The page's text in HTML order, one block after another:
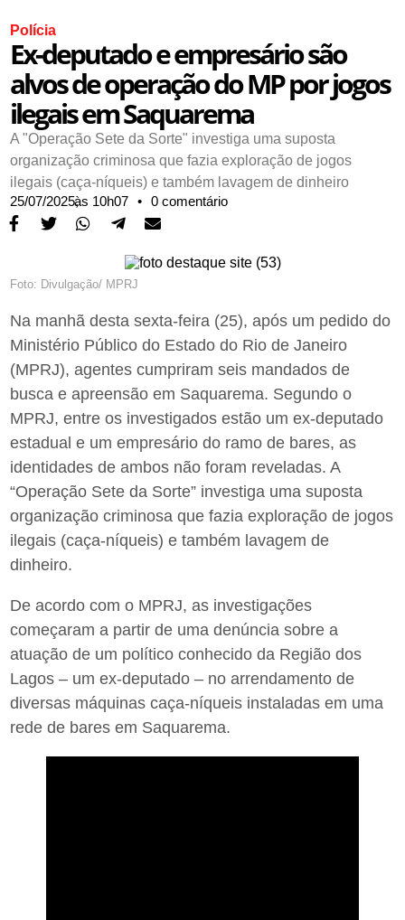
Polícia
Ex-deputado e empresário são
alvos de operação do MP por jogos
ilegais em Saquarema
A "Operação Sete da Sorte" investiga uma suposta
organização criminosa que fazia exploração de jogos
ilegais (caça-níqueis) e também lavagem de dinheiro
25/07/2025,às 10h07 • 0 comentário
Foto: Divulgação/ MPRJ
Na manhã desta sexta-feira (25), após um pedido do
Ministério Público do Estado do Rio de Janeiro
(MPRJ), agentes cumpriram seis mandados de
busca e apreensão em Saquarema. Segundo o
MPRJ, entre os investigados estão um ex-deputado
estadual e um empresário do ramo de bares, as
identidades de ambos não foram reveladas. A
“Operação Sete da Sorte” investiga uma suposta
organização criminosa que fazia exploração de jogos
ilegais (caça-níqueis) e também lavagem de
dinheiro.
De acordo com o MPRJ, as investigações
começaram a partir de uma denúncia sobre a
atuação de um político conhecido da Região dos
Lagos – um ex-deputado – no arrendamento de
diversas máquinas caça-níqueis instaladas em uma
rede de bares em Saquarema.